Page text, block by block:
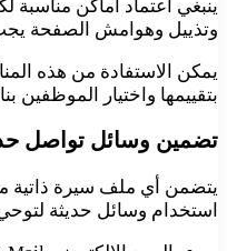
ينبغي اعتماد أماكن
وتذييل وهوامش الصفحة يجب
يمكن الاستفادة من هذه
بتقييمها واختيار الموظفين
تضمين وسائل تواصل
يتضمن أي ملف سيرة ذاتية
استخدام وسائل حديثة